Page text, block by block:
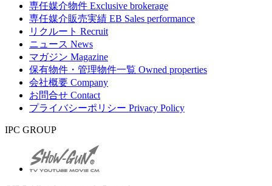
専任媒介物件 Exclusive brokerage
専任媒介販売実績 EB Sales performance
リクルート Recruit
ニュース News
マガジン Magazine
保有物件・管理物件一覧 Owned properties
会社概要 Company
お問合せ Contact
プライバシーポリシー Privacy Policy
IPC GROUP